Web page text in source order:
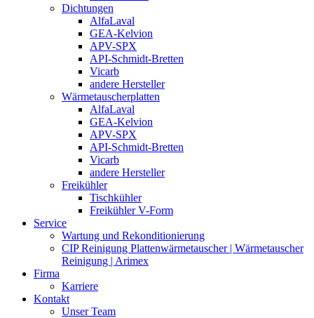
Dichtungen
AlfaLaval
GEA-Kelvion
APV-SPX
API-Schmidt-Bretten
Vicarb
andere Hersteller
Wärmetauscherplatten
AlfaLaval
GEA-Kelvion
APV-SPX
API-Schmidt-Bretten
Vicarb
andere Hersteller
Freikühler
Tischkühler
Freikühler V-Form
Service
Wartung und Rekonditionierung
CIP Reinigung Plattenwärmetauscher | Wärmetauscher
Reinigung | Arimex
Firma
Karriere
Kontakt
Unser Team